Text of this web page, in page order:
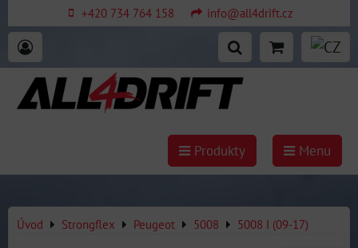
+420 734 764 158 info@all4drift.cz
Produkty Menu
Úvod Strongflex Peugeot 5008 5008 I (09-17)